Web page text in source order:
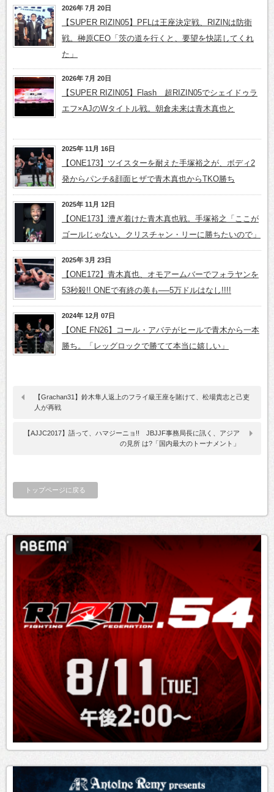
2026年 7月 20日
【SUPER RIZIN05】PFLは王座決定戦、RIZINは防衛
戦。榊原CEO「茨の道を行くと、要望を快諾してくれ
た」
2026年 7月 20日
【SUPER RIZIN05】Flash 超RIZIN05でシェイドゥラ
エフ×AJのWタイトル戦。朝倉未来は青木真也と
2025年 11月 16日
【ONE173】ツイスターを耐えた手塚裕之が、ボディ2
発からパンチ&顔面ヒザで青木真也からTKO勝ち
2025年 11月 12日
【ONE173】漕ぎ着けた青木真也戦。手塚裕之「ここが
ゴールじゃない。クリスチャン・リーに勝ちたいので」
2025年 3月 23日
【ONE172】青木真也、オモアームバーでフォラヤンを
53秒殺!! ONEで有終の美も──5万ドルはなし!!!!
2024年 12月 07日
【ONE FN26】コール・アバテがヒールで青木から一本
勝ち。「レッグロックで勝てて本当に嬉しい」
【Grachan31】鈴木隼人返上のフライ級王座を賭けて、松場貴志と己吏
人が再戦
【AJJC2017】語って、ハマジーニョ!! JBJJF事務局長に訊く、アジア
の見所 は?「国内最大のトーナメント」
トップページに戻る